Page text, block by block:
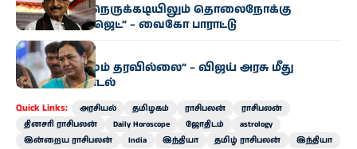
“மிகுந்த நிதி நெருக்கடியிலும் தொலைநோக்கு
வேளாண் பட்ஜெட்” – வைகோ பாராட்டு
அரசியல்
“எந்த மாற்றமும் தரவில்லை” – விஜய் அரசு மீது
பிரேமலதா சாடல்
Quick Links: அரசியல் தமிழகம் ராசிபலன்
ராசிபலன்
தினசரி ராசிபலன்
Daily Horoscope ஜோதிடம்
astrology
இன்றைய ராசிபலன்
India இந்தியா தமிழ் ராசிபலன்
இந்தியா